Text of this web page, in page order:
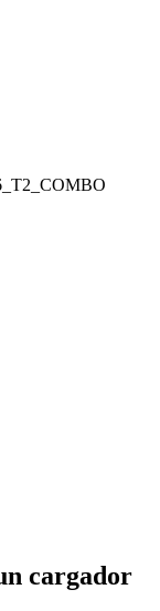
cargador